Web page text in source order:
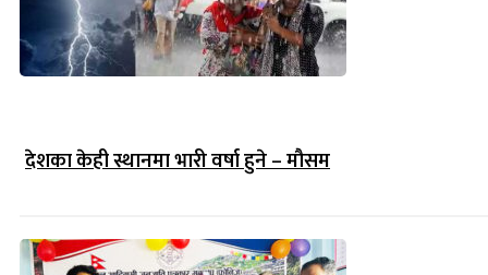
देशका केही स्थानमा भारी वर्षा हुने – मौसम